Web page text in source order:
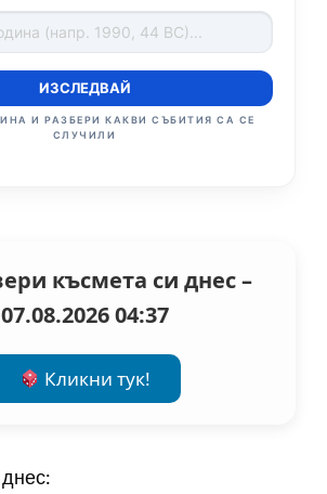
ИЗСЛЕДВАЙ
И РАЗБЕРИ КАКВИ СЪБИТИЯ СА СЕ
СЛУЧИЛИ
късмета си днес –
07.08.2026 04:37
Кликни тук!